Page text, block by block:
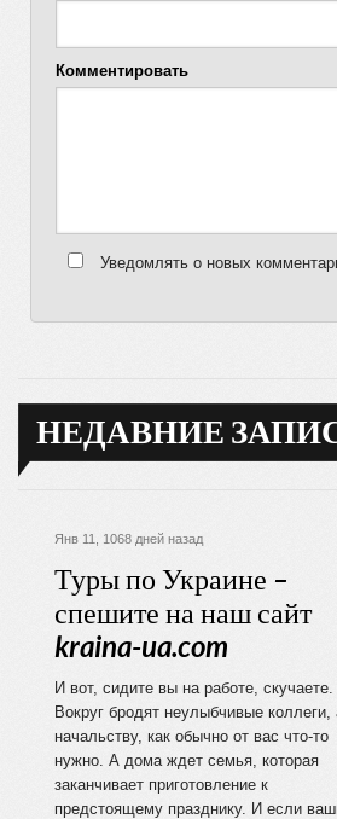
Комментировать
Уведомлять о новых
НЕДАВНИЕ
Янв 11, 1068 дней назад
Туры по Украине –
спешите на наш сайт
kraina-ua.com
И вот, сидите вы на работе, скучаете.
Вокруг бродят неулыбчивые коллеги,
начальству, как обычно от вас что-то
нужно. А дома ждет семья, которая
заканчивает приготовление к
предстоящему празднику. И если